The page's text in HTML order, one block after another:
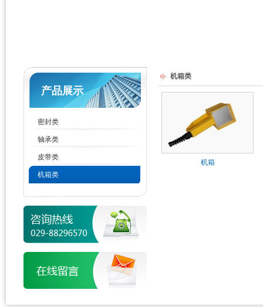
产品展示
密封类
轴承类
皮带类
机箱类
机箱类
机箱